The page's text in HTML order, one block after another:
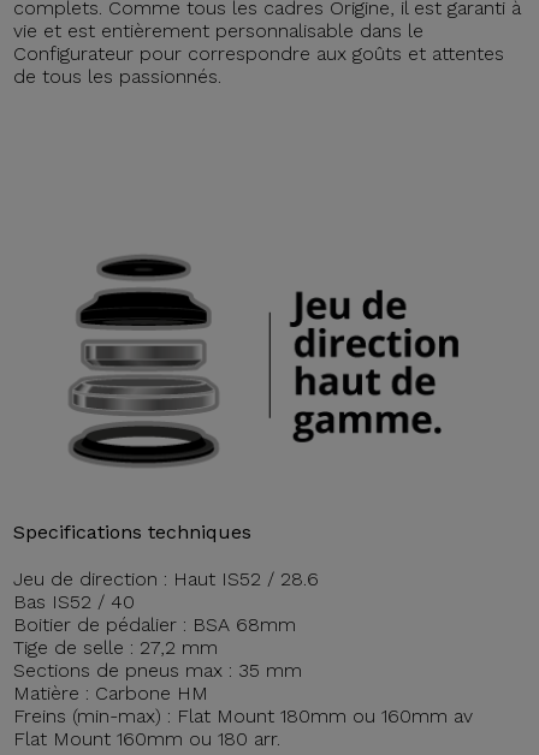
complets. Comme tous les cadres Origine, il est garanti à
vie et est entièrement personnalisable dans le
Configurateur pour correspondre aux goûts et attentes
de tous les passionnés.
Specifications techniques
Jeu de direction : Haut IS52 / 28.6
Bas IS52 / 40
Boitier de pédalier : BSA 68mm
Tige de selle : 27,2 mm
Sections de pneus max : 35 mm
Matière : Carbone HM
Freins (min-max) : Flat Mount 180mm ou 160mm av
Flat Mount 160mm ou 180 arr.